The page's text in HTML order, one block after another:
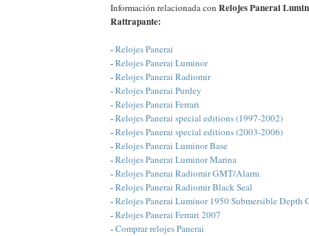
Información relacionada con Relojes Panerai
Rattrapante:
-Relojes Panerai
-Relojes Panerai Luminor
-Relojes Panerai Radiomir
-Relojes Panerai Purdey
-Relojes Panerai Ferrari
-Relojes Panerai special editions (1997-2002)
-Relojes Panerai special editions (2003-2006)
-Relojes Panerai Luminor Base
-Relojes Panerai Luminor Marina
-Relojes Panerai Radiomir GMT/Alarm
-Relojes Panerai Radiomir Black Seal
-Relojes Panerai Luminor 1950 Submersible Depth
-Relojes Panerai Ferrari 2007
-Comprar relojes Panerai